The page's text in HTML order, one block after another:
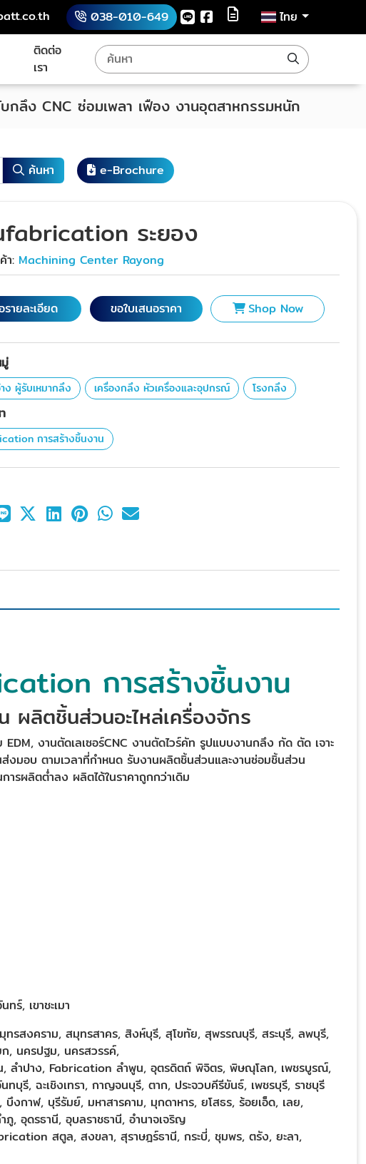
038-010-649
ไทย
ติดต่อ
เรา
กลึง CNC ซ่อมเพลา เฟือง งานอุตสาหกรรมหนัก
ค้นหา e-Brochure
fabrication ระยอง
า: Machining Center Rayong
รายละเอียด ขอใบเสนอราคา Shop Now
ง ผู้รับเหมากลึง เครื่องกลึง หัวเครื่องและอุปกรณ์ โรงกลึง
การสร้างชิ้นงาน
การสร้างชิ้นงาน
ลิตชิ้นส่วนอะไหล่เครื่องจักร
EDM, งานตัดเลเซอร์CNC งานตัดไวร์คัท รูปแบบงานกลึง กัด ตัด เจาะ
มอบ ตามเวลาที่กำหนด รับงานผลิตชิ้นส่วนและงานซ่อมชิ้นส่วน
รผลิตต่ำลง ผลิตได้ในราคาถูกกว่าเดิม
ร์, เขาชะเมา
รสงคราม, สมุทรสาคร, สิงห์บุรี, สุโขทัย, สุพรรณบุรี, สระบุรี, ลพบุรี,
, นครปฐม, นครสวรรค์,
, ลำปาง, Fabrication ลำพูน, อุตรดิตถ์ พิจิตร, พิษณุโลก, เพชรบูรณ์,
, ฉะเชิงเทรา, กาญจนบุรี, ตาก, ประจวบคีรีขันธ์, เพชรบุรี, ราชบุรี
าฬ, บุรีรัมย์, มหาสารคาม, มุกดาหาร, ยโสธร, ร้อยเอ็ด, เลย,
, อุดรธานี, อุบลราชธานี, อำนาจเจริญ
สตูล, สงขลา, สุราษฎร์ธานี, กระบี่, ชุมพร, ตรัง, ยะลา,